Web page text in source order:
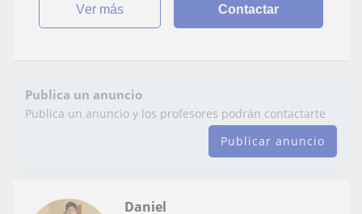
ver más Contactar
Publica un anuncio
Publica un anuncio y los profesores podrán contactarte
Publicar anuncio
Daniel